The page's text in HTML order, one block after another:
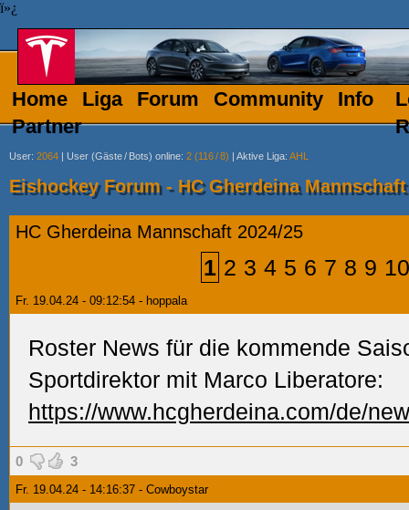
ï»¿
Home Liga Forum Community
Info
Partner
User: 2064 | User (Gäste/ Bots) online: 2 (116/8) | Aktive Liga: AHL
Eishockey Forum - HC Gherdeina Mannschaft
HC Gherdeina Mannschaft 2024/25
1 2 3 4 5 6 7 8 9 10
Fr. 19.04.24 - 09:12:54 - hoppala
Roster News für die kommende
Sportdirektor mit Marco Liberatore:
https://www.hcgherdeina.com/de/
0 3
Fr. 19.04.24 - 14:16:37 - Cowboystar